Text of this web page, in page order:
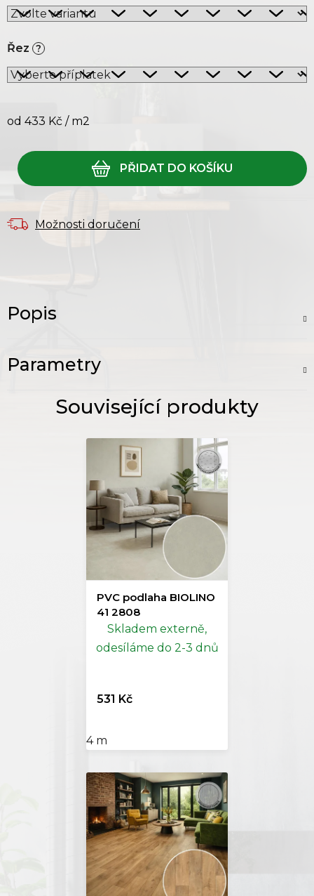
Řez ?
od 433 Kč / m2
Možnosti doručení
Popis
Parametry
PVC podlaha BIOLINO
41 2808
Skladem externě,
odesíláme do 2-3 dnů
531 Kč
4 m